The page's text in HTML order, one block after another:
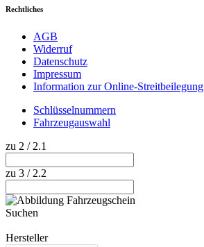
Rechtliches
AGB
Widerruf
Datenschutz
Impressum
Information zur Online-Streitbeilegung
Schlüsselnummern
Fahrzeugauswahl
zu 2 / 2.1
zu 3 / 2.2
Suchen
Hersteller